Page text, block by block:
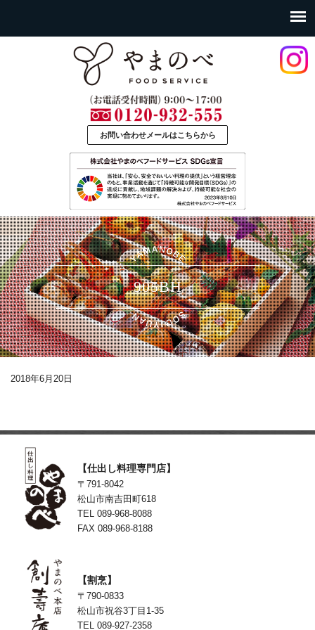
お問い合わせメールはこちらから
905BH
2018年6月20日
【仕出し料理専門店】
〒791-8042
松山市南吉田町618
TEL 089-968-8088
FAX 089-968-8188
【割烹】
〒790-0833
松山市祝谷3丁目1-35
TEL 089-927-2358